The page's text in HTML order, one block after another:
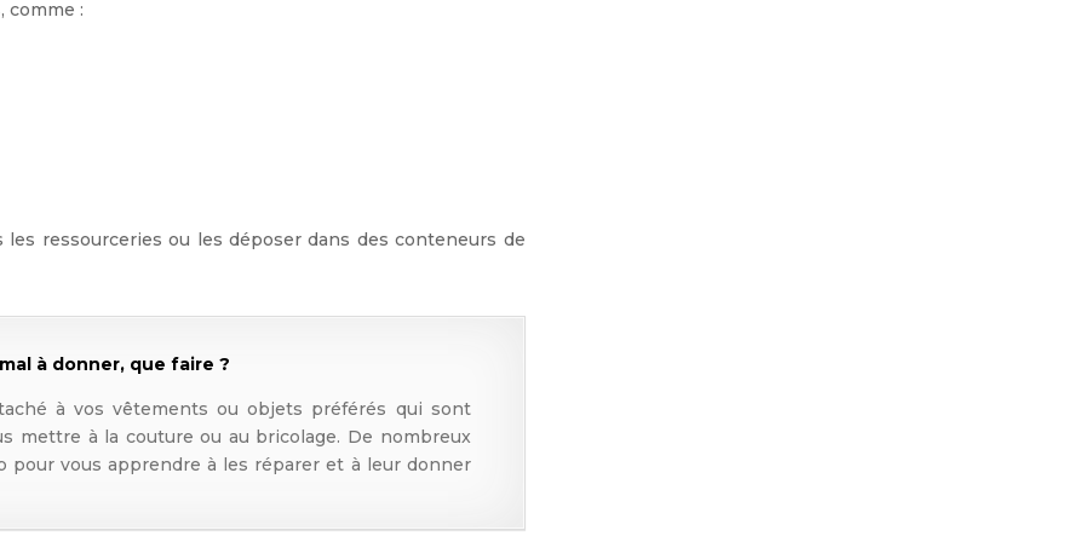
comme :
ressourceries ou les déposer dans des conteneurs de
à donner, que faire ?
à vos vêtements ou objets préférés qui sont
mettre à la couture ou au bricolage. De nombreux
vous apprendre à les réparer et à leur donner